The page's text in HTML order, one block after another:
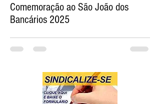
Comemoração ao São João dos
Bancários 2025